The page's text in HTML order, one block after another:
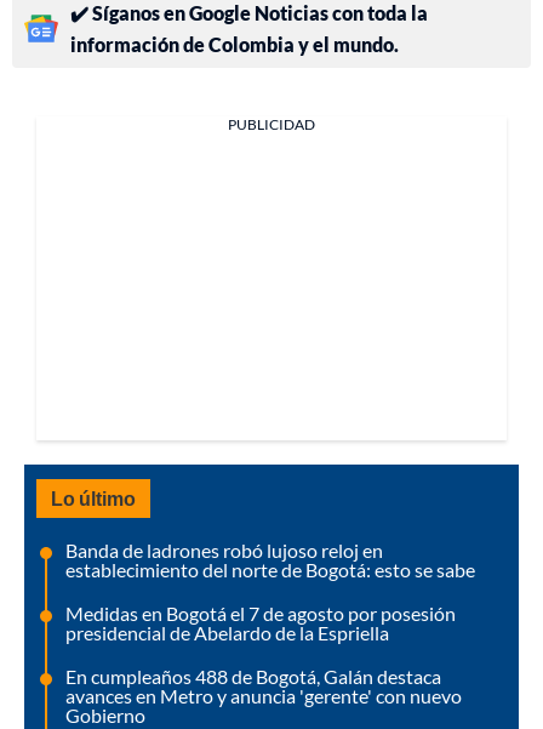
✔️ Síganos en Google Noticias con toda la
información de Colombia y el mundo.
PUBLICIDAD
Lo último
Banda de ladrones robó lujoso reloj en
establecimiento del norte de Bogotá: esto se sabe
Medidas en Bogotá el 7 de agosto por posesión
presidencial de Abelardo de la Espriella
En cumpleaños 488 de Bogotá, Galán destaca
avances en Metro y anuncia 'gerente' con nuevo
Gobierno